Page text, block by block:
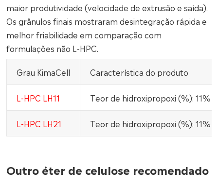
maior produtividade (velocidade de extrusão e saída).
Os grânulos finais mostraram desintegração rápida e
melhor friabilidade em comparação com
formulações não L-HPC.
Grau KimaCell Característica do produto
L-HPC LH11 Teor de hidroxipropoxi (%): 11%
L-HPC LH21 Teor de hidroxipropoxi (%): 11%
Outro éter de celulose recomendado